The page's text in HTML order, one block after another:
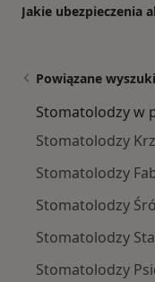
Jakie ubezpieczenia
Powiązane
Stomatolodzy w
Stomatolodzy
Stomatolodzy
Stomatolodzy
Stomatolodzy
Stomatolodzy